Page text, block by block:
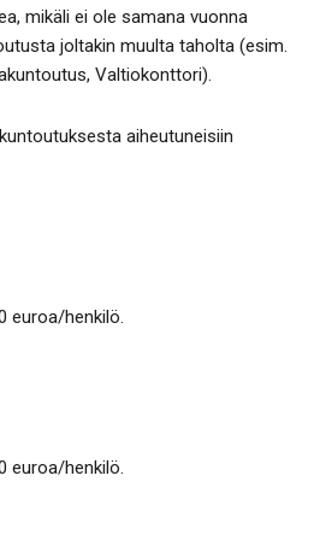
mikäli ei ole samana vuonna
joltakin muulta taholta (esim.
Valtiokonttori).
aiheutuneisiin
euroa/henkilö.
euroa/henkilö.